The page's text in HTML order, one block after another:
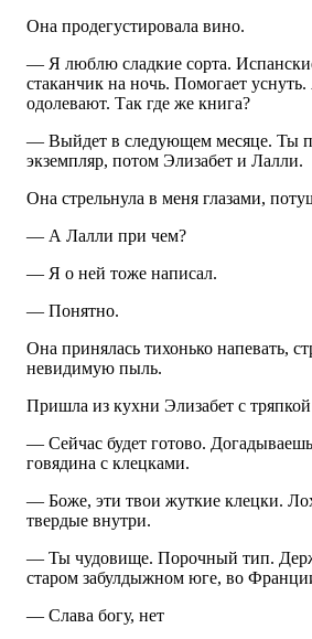
Она продегустировала вино.
— Я люблю сладкие сорта.
стаканчик на ночь. Помогает
одолевают. Так где же книга?
— Выйдет в следующем месяце. Ты
экземпляр, потом Элизабет и Лалли.
Она стрельнула в меня глазами,
— А Лалли при чем?
— Я о ней тоже написал.
— Понятно.
Она принялась тихонько напевать,
невидимую пыль.
Пришла из кухни Элизабет с
— Сейчас будет готово.
говядина с клецками.
— Боже, эти твои жуткие клецки.
твердые внутри.
— Ты чудовище. Порочный тип.
старом забулдыжном юге, во
— Слава богу, нет